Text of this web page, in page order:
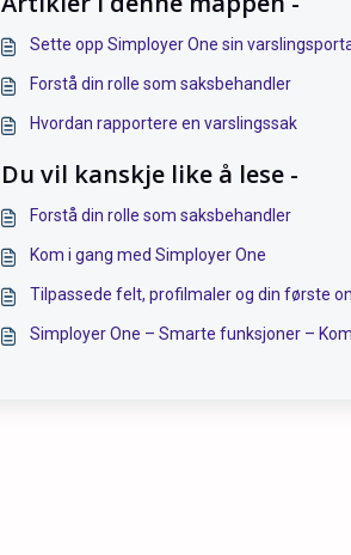
Sette opp Simployer One sin
Forstå din rolle som saksbehandler
Hvordan rapportere en varslingssak
Du vil kanskje like å lese -
Forstå din rolle som saksbehandler
Kom i gang med Simployer One
Tilpassede felt, profilmaler og din første
Simployer One – Smarte funksjoner –